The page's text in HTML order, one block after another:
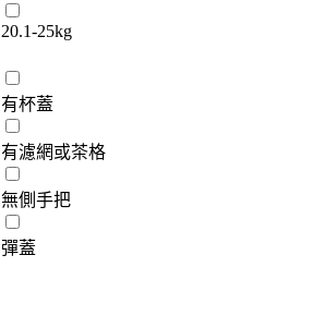
20.1-25kg
有杯蓋
有濾網或茶格
無側手把
彈蓋